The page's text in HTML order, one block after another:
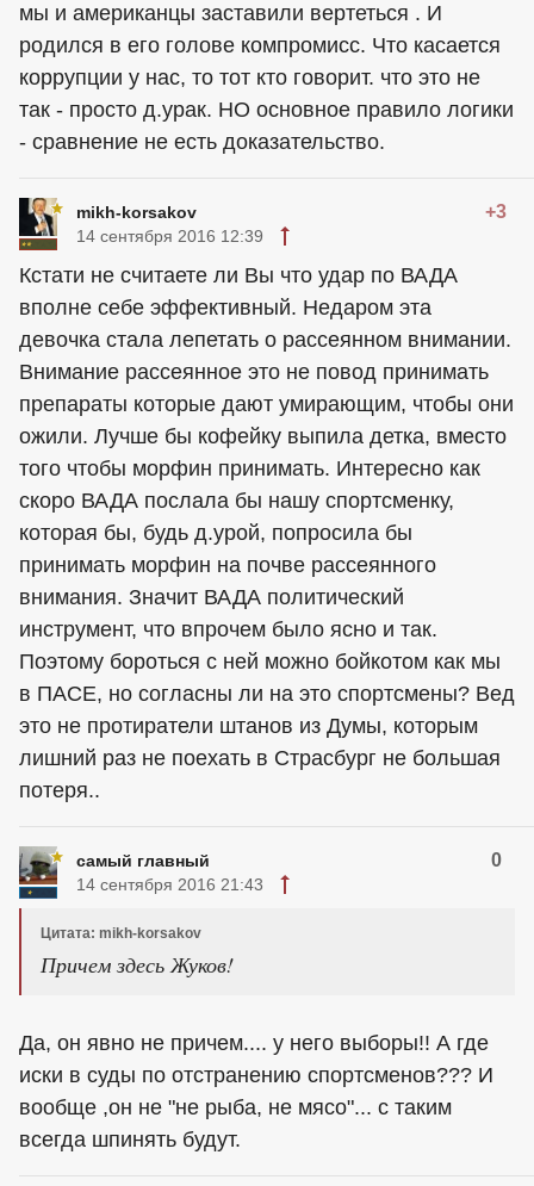
мы и американцы заставили вертеться . И
родился в его голове компромисс. Что касается
коррупции у нас, то тот кто говорит. что это не
так - просто д.урак. НО основное правило логики
- сравнение не есть доказательство.
mikh-korsakov +3
14 сентября 2016 12:39
Кстати не считаете ли Вы что удар по ВАДА
вполне себе эффективный. Недаром эта
девочка стала лепетать о рассеянном внимании.
Внимание рассеянное это не повод принимать
препараты которые дают умирающим, чтобы они
ожили. Лучше бы кофейку выпила детка, вместо
того чтобы морфин принимать. Интересно как
скоро ВАДА послала бы нашу спортсменку,
которая бы, будь д.урой, попросила бы
принимать морфин на почве рассеянного
внимания. Значит ВАДА политический
инструмент, что впрочем было ясно и так.
Поэтому бороться с ней можно бойкотом как мы
в ПАСЕ, но cогласны ли на это спортсмены? Вед
это не протиратели штанов из Думы, которым
лишний раз не поехать в Страсбург не большая
потеря..
самый главный 0
14 сентября 2016 21:43
Цитата: mikh-korsakov
Причем здесь Жуков!
Да, он явно не причем.... у него выборы!! А где
иски в суды по отстранению спортсменов??? И
вообще ,он не "не рыба, не мясо"... с таким
всегда шпинять будут.